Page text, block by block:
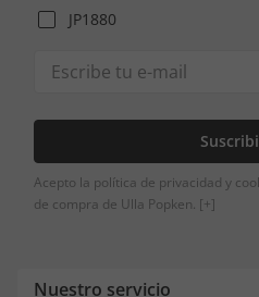
JP1880
Acepto la política de privacidad y
de compra de Ulla Popken. [+]
Nuestro servicio